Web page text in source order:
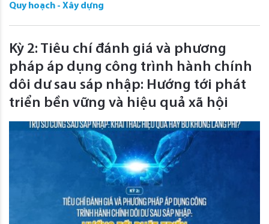
Quy hoạch - Xây dựng
Kỳ 2: Tiêu chí đánh giá và phương
pháp áp dụng công trình hành chính
dôi dư sau sáp nhập: Hướng tới phát
triển bền vững và hiệu quả xã hội